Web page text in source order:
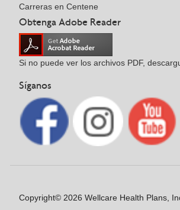
Carreras en Centene
Obtenga Adobe Reader
Si no puede ver los archivos PDF,
Síganos
Copyright© 2026 Wellcare Health Plans,